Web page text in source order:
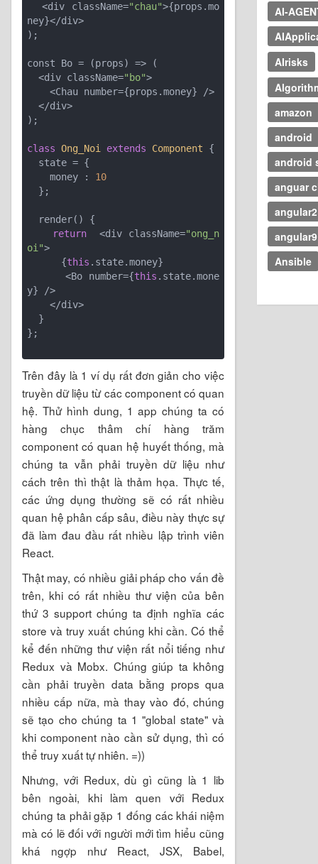
  <div className=
"chau">{props.mo
ney}</div>
);
const Bo = (props) => (
  <div className=
"bo">
    <Chau number={props.money} />
  </div>
);
class Ong_Noi extends Component {
    money :
10
return
  <div className=
"ong_n
oi">
      {
this .state.money}
      <Bo number={
this .state.mone
y} />
    </div>
};
Trên đây là 1 ví dụ rất đơn giản cho việc
truyền dữ liệu từ các component có quan
hệ. Thử hình dung, 1 app chúng ta có
hàng chục thâm chí hàng trăm
component có quan hệ huyết thống, mà
chúng ta vẫn phải truyền dữ liệu như
cách trên thì thật là thảm họa. Thực tế,
các ứng dụng thường sẽ có rất nhiều
quan hệ phân cấp sâu, điều này thực sự
đã làm đau đầu rất nhiều lập trình viên
React.
Thật may, có nhiều giải pháp cho vấn đề
trên, khi có rất nhiều thư viện của bên
thứ 3 support chúng ta định nghĩa các
store và truy xuất chúng khi cần. Có thể
kể đến những thư viện rất nổi tiếng như
Redux và Mobx. Chúng giúp ta không
cần phải truyền data bằng props qua
nhiều cấp nữa, mà thay vào đó, chúng
sẽ tạo cho chúng ta 1 "global state" và
khi component nào cần sử dụng, thì có
thể truy xuất tự nhiên. =))
Nhưng, với Redux, dù gì cũng là 1 lib
bên ngoài, khi làm quen với Redux
chúng ta phải gặp 1 đống các khái niệm
mà có lẽ đối với người mới tìm hiểu cũng
khá ngợp như React, JSX, Babel,
AI-
AIrisks
amazon
android
android
anguar
angular2
angular9
Ansible